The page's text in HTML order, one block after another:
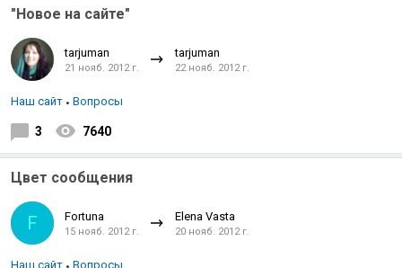
"Новое на сайте"
tarjuman
21 нояб. 2012 г.
tarjuman
22 нояб. 2012 г.
Наш сайт Вопросы
3 7640
Цвет сообщения
F Fortuna
15 нояб. 2012 г.
Elena Vasta
20 нояб. 2012 г.
Наш сайт Вопросы